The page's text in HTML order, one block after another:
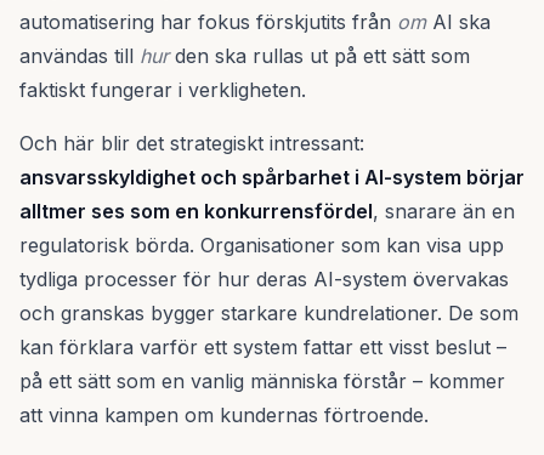
automatisering har fokus förskjutits från omAI ska
användas till hurden ska rullas ut på ett sätt som
faktiskt fungerar i verkligheten.
Och här blir det strategiskt intressant:
ansvarsskyldighet och spårbarhet i AI-system börjar
alltmer ses som en konkurrensfördel, snarare än en
regulatorisk börda. Organisationer som kan visa upp
tydliga processer för hur deras AI-system övervakas
och granskas bygger starkare kundrelationer. De som
kan förklara varför ett system fattar ett visst beslut –
på ett sätt som en vanlig människa förstår – kommer
att vinna kampen om kundernas förtroende.